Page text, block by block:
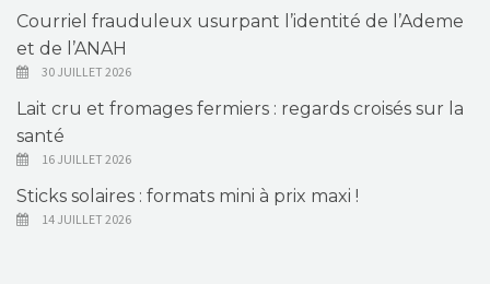
Courriel frauduleux usurpant l’identité de l’Ademe
et de l’ANAH
30 JUILLET 2026
Lait cru et fromages fermiers : regards croisés sur la
santé
16 JUILLET 2026
Sticks solaires : formats mini à prix maxi !
14 JUILLET 2026